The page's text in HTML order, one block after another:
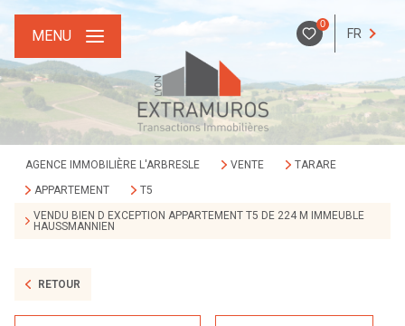
0
FR
MENU
AGENCE IMMOBILIÈRE L'ARBRESLE VENTE
TARARE
APPARTEMENT
T5
VENDU BIEN D EXCEPTION APPARTEMENT T5 DE 224 M IMMEUBLE
HAUSSMANNIEN
RETOUR